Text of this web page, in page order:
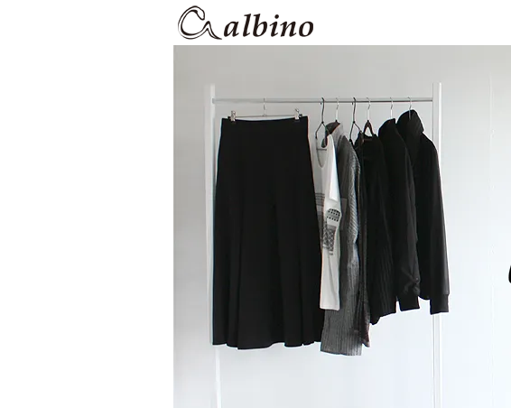
【albino】
ポケット×裾アシンメトリースウェッ
albino